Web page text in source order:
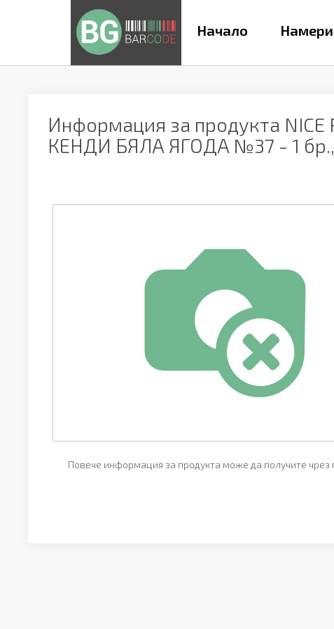
Начало
Информация за продукта
КЕНДИ БЯЛА ЯГОДА №37 - 1
Повече информация за продукта може да получите